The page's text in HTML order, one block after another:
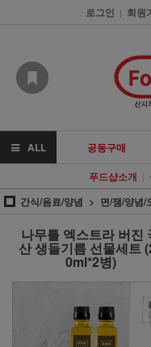
로그인 | 회원
ALL 공동구매
푸드샵소개 |
간식/음료/양념
면/잼/양념/
나무틀 엑스트라 버진
산 생들기름 선물세트
0ml*2병)